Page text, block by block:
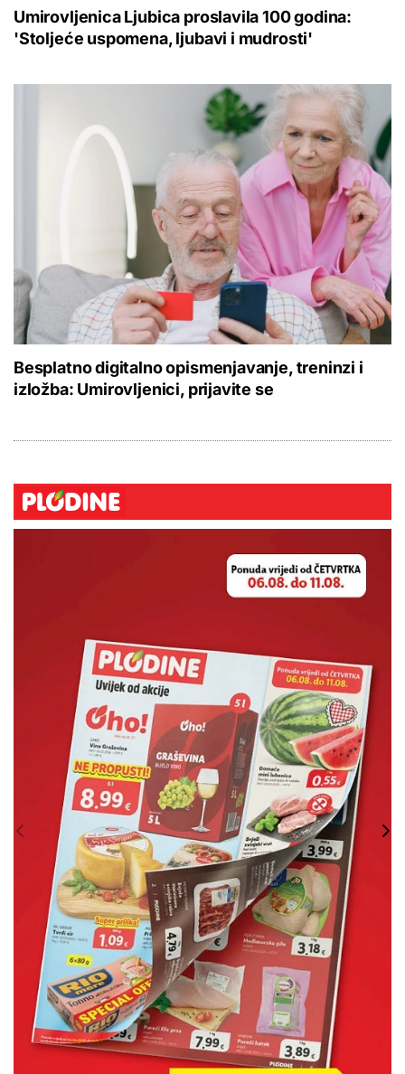
Umirovljenica Ljubica proslavila 100 godina:
'Stoljeće uspomena, ljubavi i mudrosti'
Besplatno digitalno opismenjavanje, treninzi i
izložba: Umirovljenici, prijavite se